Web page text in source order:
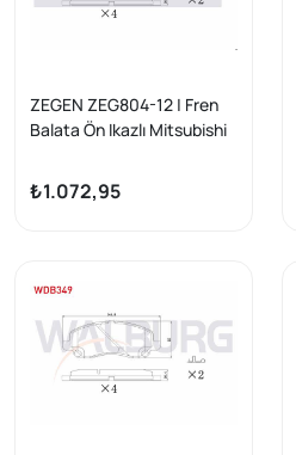
ZEGEN ZEG804-12 | Fren
Balata Ön Ikazlı Mitsubishi
Lancer 2.0 2007-/ Lancer
1.8 2007-/ Asx 1.6 16 Jant
₺1.072,95